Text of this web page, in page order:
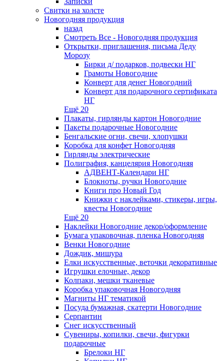
Свитки на холсте
Новогодняя продукция
назад
Смотреть Все - Новогодняя продукция
Открытки, приглашения, письма Деду
Морозу
Бирки д/ подарков, подвески НГ
Грамоты Новогодние
Конверт для денег Новогодний
Конверт для подарочного сертификата
НГ
Ещё 20
Плакаты, гирлянды картон Новогодние
Пакеты подарочные Новогодние
Бенгальские огни, свечи, хлопушки
Коробка для конфет Новогодняя
Гирлянды электрические
Полиграфия, канцелярия Новогодняя
АДВЕНТ-Календари НГ
Блокноты, ручки Новогодние
Книги про Новый Год
Книжки с наклейками, стикеры, игры,
квесты Новогодние
Ещё 20
Наклейки Новогодние декор/оформление
Бумага упаковочная, пленка Новогодняя
Венки Новогодние
Дождик, мишура
Елки искусственные, веточки декоративные
Игрушки елочные, декор
Колпаки, мешки тканевые
Коробка упаковочная Новогодняя
Магниты НГ тематикой
Посуда бумажная, скатерти Новогодние
Серпантин
Снег искусственный
Сувениры, копилки, свечи, фигурки
подарочные
Брелоки НГ